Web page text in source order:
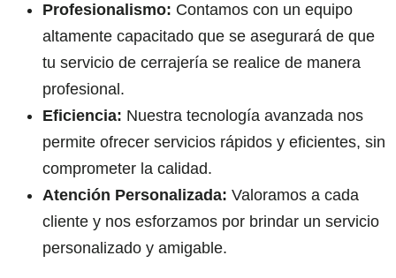
Profesionalismo: Contamos con un equipo
altamente capacitado que se asegurará de que
tu servicio de cerrajería se realice de manera
profesional.
Eficiencia: Nuestra tecnología avanzada nos
permite ofrecer servicios rápidos y eficientes, sin
comprometer la calidad.
Atención Personalizada: Valoramos a cada
cliente y nos esforzamos por brindar un servicio
personalizado y amigable.